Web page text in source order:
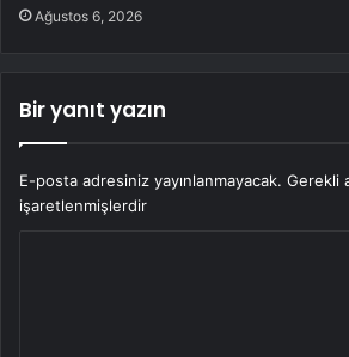
Ağustos 6, 2026
Bir yanıt yazın
E-posta adresiniz yayınlanmayacak. Gerekli
işaretlenmişlerdir